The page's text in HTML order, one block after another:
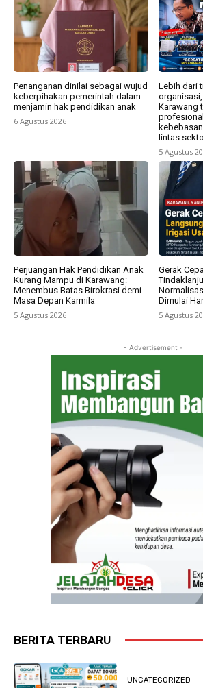
Penanganan dinilai sebagai wujud
keberpihakan pemerintah dalam
menjamin hak pendidikan anak
6 Agustus 2026
Lebih dari
organisasi,
Karawang
lintas
5 Agustus
Perjuangan Hak Pendidikan Anak
Kurang Mampu di Karawang:
Menembus Batas Birokrasi demi
Masa Depan Karmila
5 Agustus 2026
Gerak
Dimulai
5 Agustus
- Advertisement -
BERITA TERBARU
UNCATEGORIZED